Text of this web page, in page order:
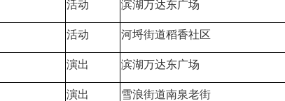
活动 滨湖万达东广场
活动 河埒街道稻香社区
演出 滨湖万达东广场
演出 雪浪街道南泉老街